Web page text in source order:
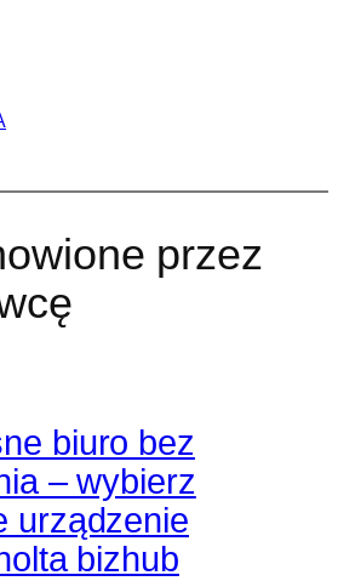
przez
biuro bez
– wybierz
urządzenie
bizhub